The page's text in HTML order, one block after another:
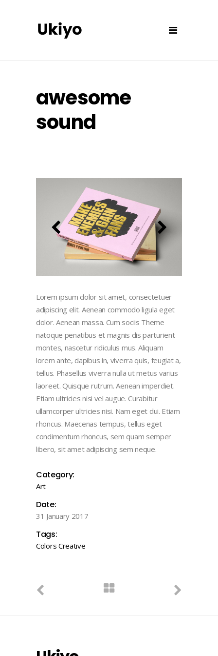
awesome
sound
Lorem ipsum dolor sit amet, consectetuer
adipiscing elit. Aenean commodo ligula eget
dolor. Aenean massa. Cum sociis Theme
natoque penatibus et magnis dis parturient
montes, nascetur ridiculus mus. Aliquam
lorem ante, dapibus in, viverra quis, feugiat a,
tellus. Phasellus viverra nulla ut metus varius
laoreet. Quisque rutrum. Aenean imperdiet.
Etiam ultricies nisi vel augue. Curabitur
ullamcorper ultricies nisi. Nam eget dui. Etiam
rhoncus. Maecenas tempus, tellus eget
condimentum rhoncus, sem quam semper
libero, sit amet adipiscing sem neque.
Category:
Art
Date:
31 January 2017
Tags:
Colors Creative